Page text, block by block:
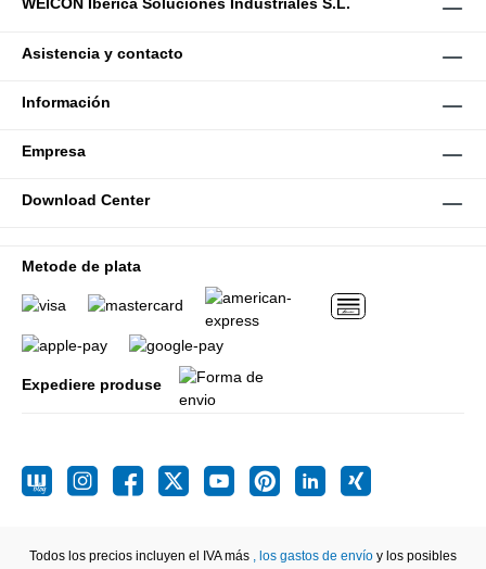
WEICON Ibérica Soluciones Industriales S.L.
Asistencia y contacto
Información
Empresa
Download Center
Metode de plata
Expediere produse
Todos los precios incluyen el IVA más , los gastos de envío y los posibles